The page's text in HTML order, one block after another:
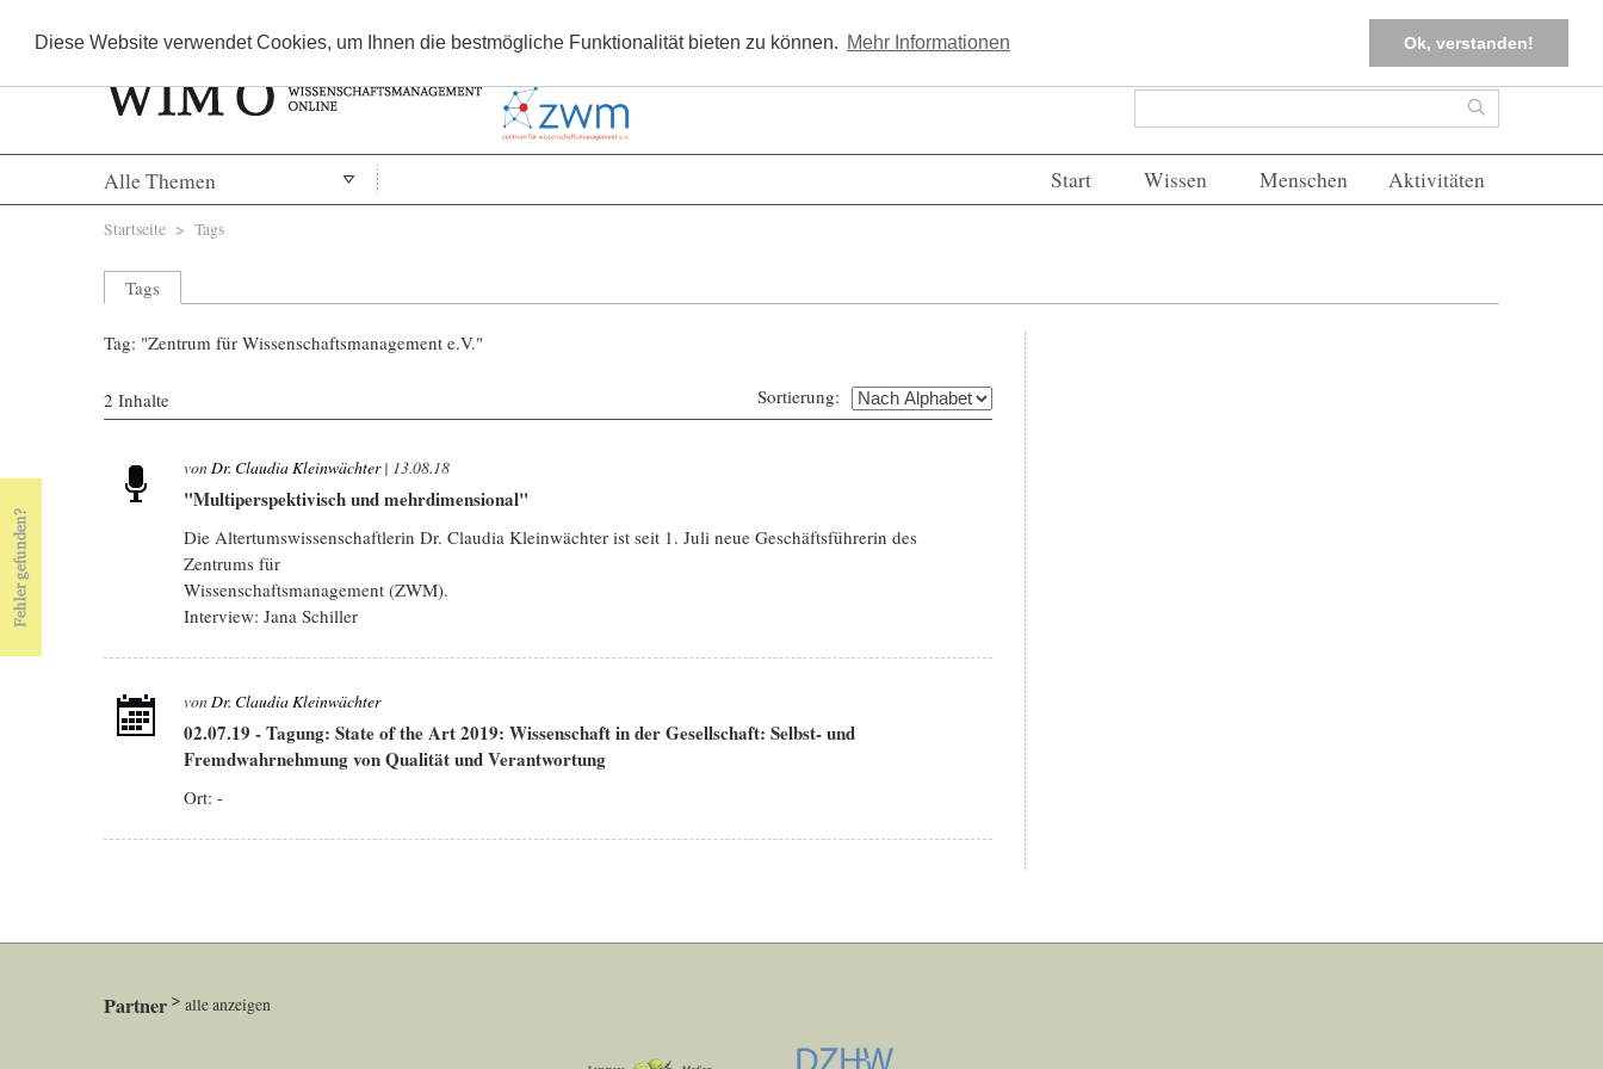
Diese Website verwendet Cookies, um Ihnen die bestmögliche Funktionalität bieten zu können. Mehr Informationen Ok, verstanden!
Kostenlos registrieren FAQs Einloggen
Suchformular Suche
Alle Themen Start Wissen Menschen Aktivitäten
Sie sind hier
Startseite > Tags
Tags
Tag: "Zentrum für Wissenschaftsmanagement e.V."
2 Inhalte Sortierung:
von Dr. Claudia Kleinwächter| 13.08.18
"Multiperspektivisch und mehrdimensional"
Die Altertumswissenschaftlerin Dr. Claudia Kleinwächter ist seit 1. Juli neue Geschäftsführerin des
Zentrums für
Wissenschaftsmanagement (ZWM).
Interview: Jana Schiller
von Dr. Claudia Kleinwächter
02.07.19 -Tagung: State of the Art 2019: Wissenschaft in der Gesellschaft: Selbst- und
Fremdwahrnehmung von Qualität und Verantwortung
Ort: -
Partner alle anzeigen